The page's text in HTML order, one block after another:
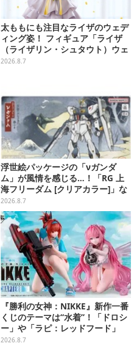
太ももにも注目なライザのウェデ
ィング姿！ フィギュア「ライザ
（ライザリン・シュタウト）ウェ
ディングStyle」が予約受付開始
2026.8.7
浮世絵パッケージの「νガンダ
ム」が風情を感じる…！「RG 上
海フリーダム [クリアカラー]」な
どガンプラ2商品が8月順次発売
2026.8.7
『勝利の女神：NIKKE』新作一番
くじのテーマは“水着”！「ドロシ
ー」や「ラピ：レッドフード」
が“背中で魅せる”ポーズで立体化
2026.8.7